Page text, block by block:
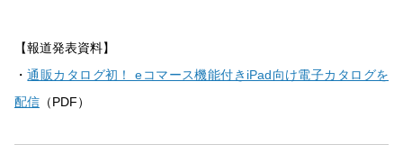
【報道発表資料】
・通販カタログ初！ eコマース機能付きiPad向け電子カタログを
配信 （PDF）